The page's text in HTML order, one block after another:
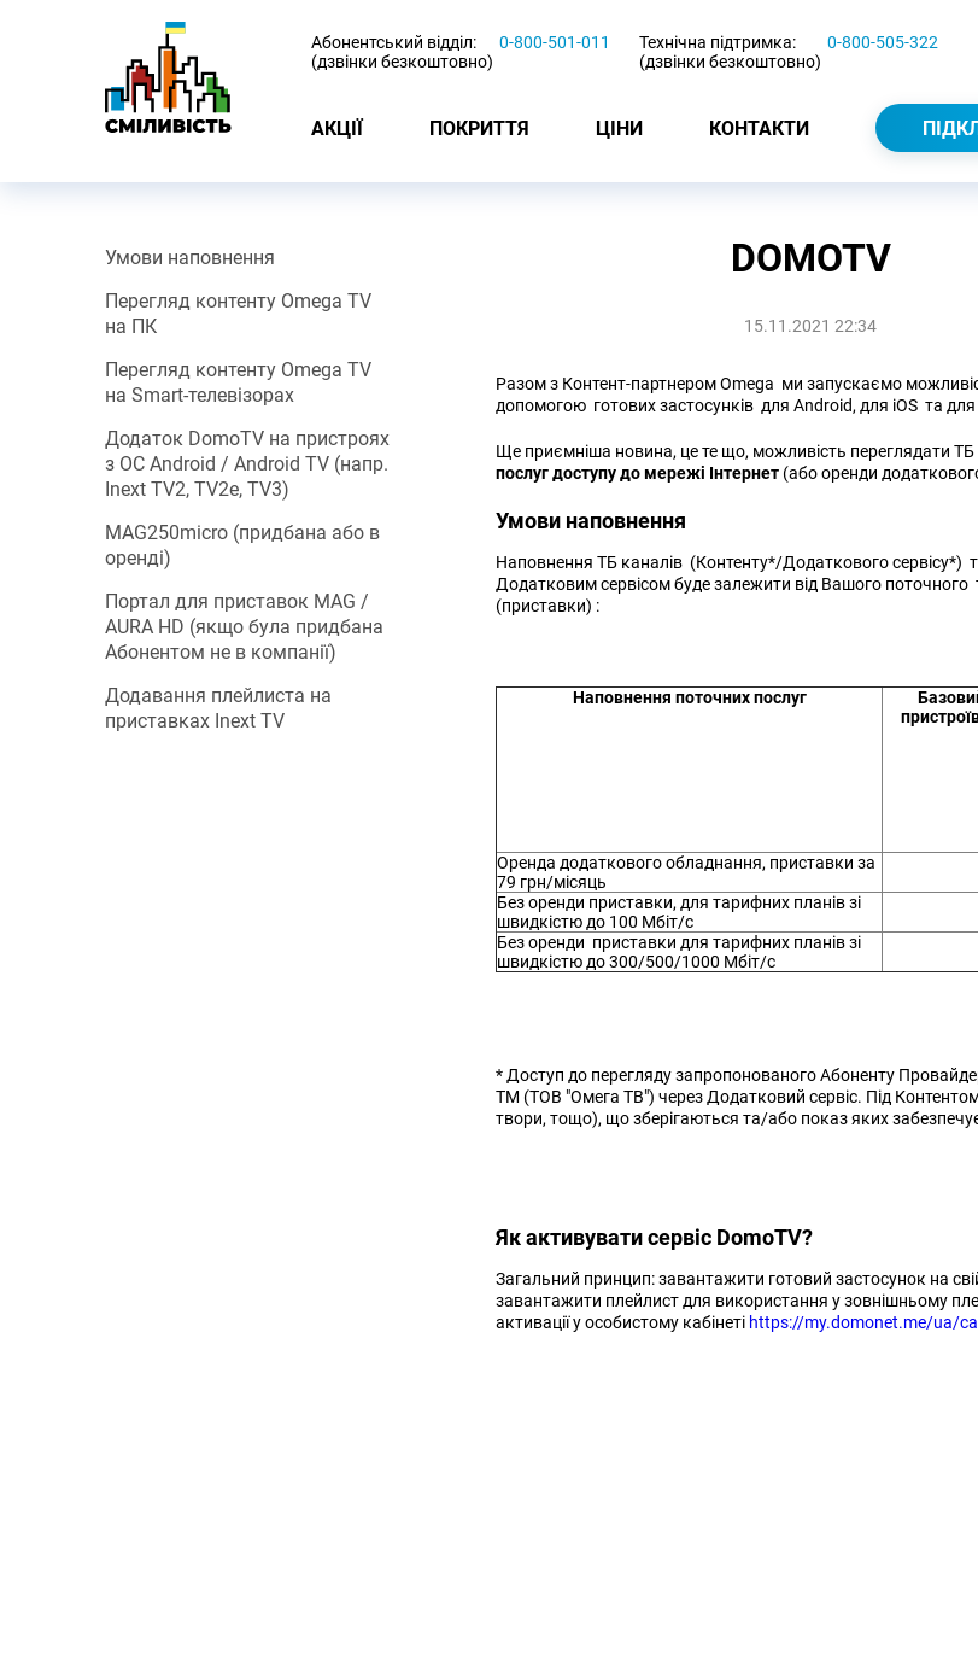
Абонентський відділ:
(дзвінки безкоштовно)
0-800-501-011
Технічна підтримка:
(дзвінки безкоштовно)
0-800-505-322
АКЦІЇ ПОКРИТТЯ ЦІНИ КОНТАКТИ
Умови наповнення
Перегляд контенту Omega TV
на ПК
Перегляд контенту Omega TV
на Smart-телевізорах
Додаток DomoTV на пристроях
з ОС Android / Android TV (напр.
Inext TV2, TV2e, TV3)
MAG250micro (придбана або в
оренді)
Портал для приставок MAG /
AURA HD (якщо була придбана
Абонентом не в компанії)
Додавання плейлиста на
приставках Inext TV
DOMOTV
15.11.2021 22:34
Разом з Контент-партнером Omega ми запускаємо
допомогою готових застосунків для Android, для iOS та для
Ще приємніша новина, це те що, можливість переглядати
послуг доступу до мережі Інтернет (або оренди
Умови наповнення
Наповнення ТБ каналів (Контенту*/Додаткового сервісу*)
Додатковим сервісом буде залежити від Вашого
(приставки) :
Наповнення поточних послуг
Оренда додаткового обладнання, приставки за
79 грн/місяць
Без оренди приставки, для тарифних планів зі
швидкістю до 100 Мбіт/с
Без оренди приставки для тарифних планів зі
швидкістю до 300/500/1000 Мбіт/с
* Доступ до перегляду запропонованого Абоненту
ТМ (ТОВ "Омега ТВ") через Додатковий сервіс. Під Контентом
твори, тощо), що зберігаються та/або показ яких
Як активувати сервіс DomoTV?
Загальний принцип: завантажити готовий застосунок на
завантажити плейлист для використання у зовнішньому
активації у особистому кабінеті https://my.domonet.me/ua/